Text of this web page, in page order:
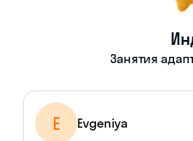
Занятия
E Evgeniya